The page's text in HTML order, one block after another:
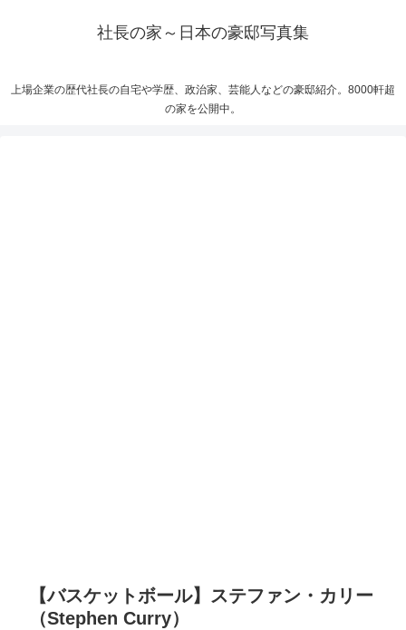
社長の家～日本の豪邸写真集
上場企業の歴代社長の自宅や学歴、政治家、芸能人などの豪邸紹介。8000軒超
の家を公開中。
【バスケットボール】ステファン・カリー
（Stephen Curry）